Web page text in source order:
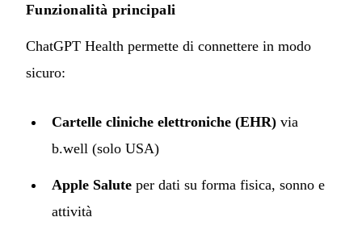
Funzionalità principali
ChatGPT Health permette di connettere in modo
sicuro:
Cartelle cliniche elettroniche (EHR) via
b.well (solo USA)
Apple Salute per dati su forma fisica, sonno e
attività